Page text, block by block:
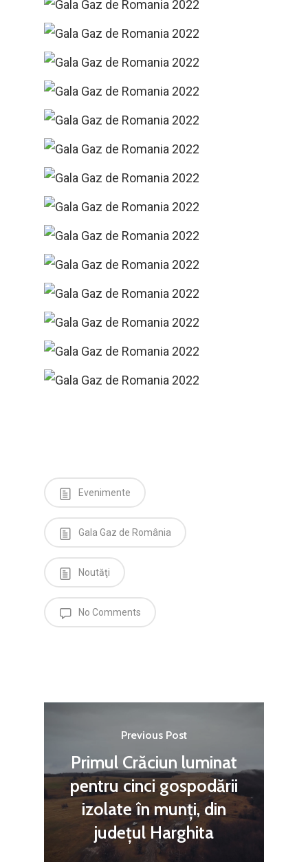
Evenimente
Gala Gaz de România
Noutăţi
No Comments
Previous Post
Primul Crăciun luminat
pentru cinci gospodării
izolate în munți, din
județul Harghita